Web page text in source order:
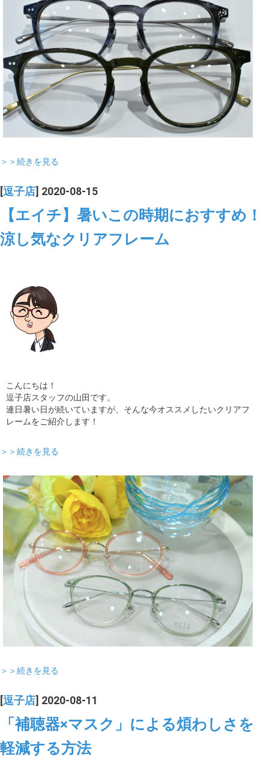
＞＞続きを見る
逗子店 ] 2020-08-15
【エイチ】暑いこの時期におすすめ！
涼し気なクリアフレーム
こんにちは！
逗子店スタッフの山田です。
連日暑い日が続いていますが、そんな今オススメしたいクリアフ
レームをご紹介します！
＞＞続きを見る
＞＞続きを見る
逗子店 ] 2020-08-11
「補聴器×マスク」による煩わしさを
軽減する方法